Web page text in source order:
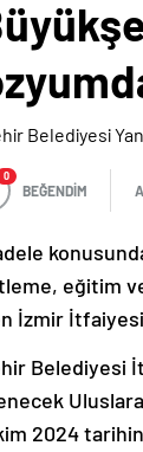
0
BEĞENDİM
eğitim ve
İzmir
Belediyesi
2024